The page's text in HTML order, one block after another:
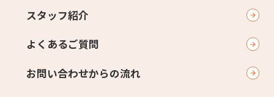
スタッフ紹介
よくあるご質問
お問い合わせからの流れ